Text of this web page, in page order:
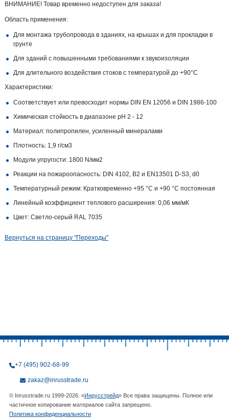
ВНИМАНИЕ! Товар временно недоступен для заказа!
Область применения:
Для монтажа трубопровода в зданиях, на крышах и для прокладки в
грунте
Для зданий с повышенными требованиями к звукоизоляции
Для длительного воздействия стоков с температурой до +90°С
Характеристики:
Соответствует или превосходит нормы DIN EN 12056 и DIN 1986-100
Химическая стойкость в диапазоне pH 2 - 12
Материал: полипропилен, усиленный минералами
Плотность: 1,9 г/см3
Модули упругости: 1800 N/мм2
Реакции на пожароопасность: DIN 4102, B2 и EN13501 D-S3, d0
Температурный режим: Кратковременно +95 °C и +90 °C постоянная
Линейный коэффициент теплового расширения: 0,06 мм/мК
Цвет: Светло-серый RAL 7035
Вернуться на страницу "Переходы"
+7 (495) 902-68-99
zakaz@inrusstrade.ru
© Inrusstrade.ru 1999-2026. «Инрусстрейд» Все права защищены. Полное или
частичное копирование материалов сайта запрещено.
Политика конфиденциальности